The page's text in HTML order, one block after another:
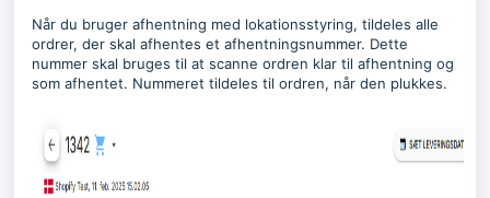
Når du bruger afhentning med lokationsstyring, tildeles alle
ordrer, der skal afhentes et afhentningsnummer. Dette
nummer skal bruges til at scanne ordren klar til afhentning og
som afhentet. Nummeret tildeles til ordren, når den plukkes.